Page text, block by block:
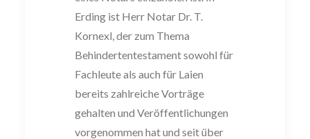
Erding ist Herr Notar Dr. T.
Kornexl, der zum Thema
Behindertentestamentsowohl für
Fachleute als auch für Laien
bereits zahlreiche Vorträge
gehalten und Veröffentlichungen
vorgenommen hat und seit über